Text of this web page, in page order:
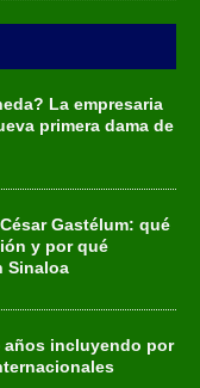
La empresaria
primera dama de
Gastélum: qué
y por qué
Sinaloa
años incluyendo por